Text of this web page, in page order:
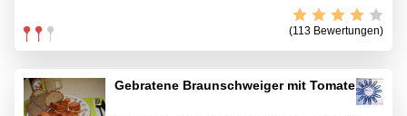
(113 Bewertungen)
Gebratene Braunschweiger mit Tomaten